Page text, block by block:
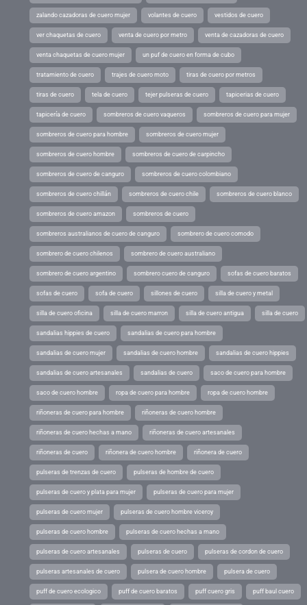
zalando cazadoras de cuero mujer volantes de cuero vestidos de cuero
ver chaquetas de cuero venta de cuero por metro venta de cazadoras de cuero
venta chaquetas de cuero mujer un puf de cuero en forma de cubo
tratamiento de cuero trajes de cuero moto tiras de cuero por metros
tiras de cuero tela de cuero tejer pulseras de cuero tapicerias de cuero
tapicería de cuero sombreros de cuero vaqueros sombreros de cuero para mujer
sombreros de cuero para hombre sombreros de cuero mujer
sombreros de cuero hombre sombreros de cuero de carpincho
sombreros de cuero de canguro sombreros de cuero colombiano
sombreros de cuero chillán sombreros de cuero chile sombreros de cuero blanco
sombreros de cuero amazon sombreros de cuero
sombreros australianos de cuero de canguro sombrero de cuero comodo
sombrero de cuero chilenos sombrero de cuero australiano
sombrero de cuero argentino sombrero cuero de canguro sofas de cuero baratos
sofas de cuero sofa de cuero sillones de cuero silla de cuero y metal
silla de cuero oficina silla de cuero marron silla de cuero antigua silla de cuero
sandalias hippies de cuero sandalias de cuero para hombre
sandalias de cuero mujer sandalias de cuero hombre sandalias de cuero hippies
sandalias de cuero artesanales sandalias de cuero saco de cuero para hombre
saco de cuero hombre ropa de cuero para hombre ropa de cuero hombre
riñoneras de cuero para hombre riñoneras de cuero hombre
riñoneras de cuero hechas a mano riñoneras de cuero artesanales
riñoneras de cuero riñonera de cuero hombre riñonera de cuero
pulseras de trenzas de cuero pulseras de hombre de cuero
pulseras de cuero y plata para mujer pulseras de cuero para mujer
pulseras de cuero mujer pulseras de cuero hombre viceroy
pulseras de cuero hombre pulseras de cuero hechas a mano
pulseras de cuero artesanales pulseras de cuero pulseras de cordon de cuero
pulseras artesanales de cuero pulsera de cuero hombre pulsera de cuero
puff de cuero ecologico puff de cuero baratos puff cuero gris puff baul cuero